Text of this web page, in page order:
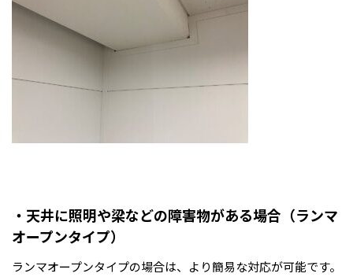
・天井に照明や梁などの障害物がある場合（ランマ
オープンタイプ）
ランマオープンタイプの場合は、より簡易な対応が可能です。